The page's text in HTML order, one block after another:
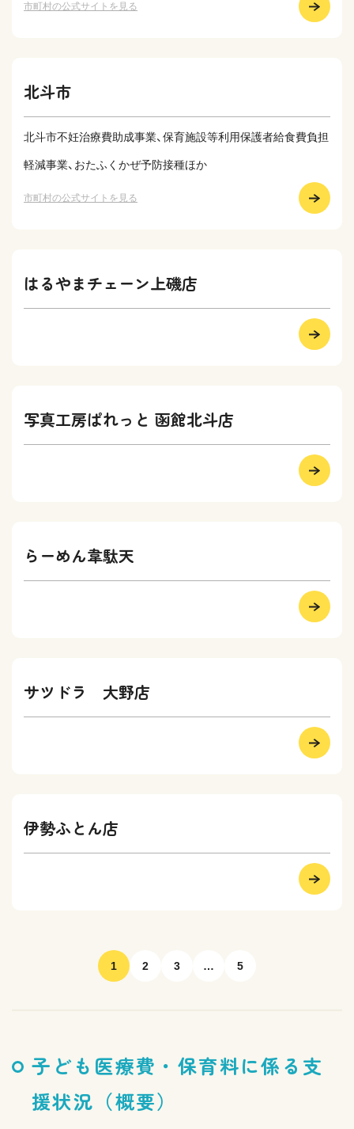
市町村の公式サイトを見る
北斗市
北斗市不妊治療費助成事業、保育施設等利用保護者給食費負担
軽減事業、おたふくかぜ予防接種ほか
市町村の公式サイトを見る
はるやまチェーン上磯店
写真工房ぱれっと 函館北斗店
らーめん韋駄天
サツドラ 大野店
伊勢ふとん店
1 2 3 … 5
子ども医療費・保育料に係る支
援状況（概要）